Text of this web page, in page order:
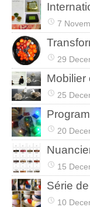
7
29
Mobilier
25
20
15
Série
10